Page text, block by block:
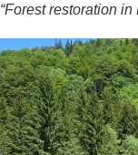
“Forest restoration